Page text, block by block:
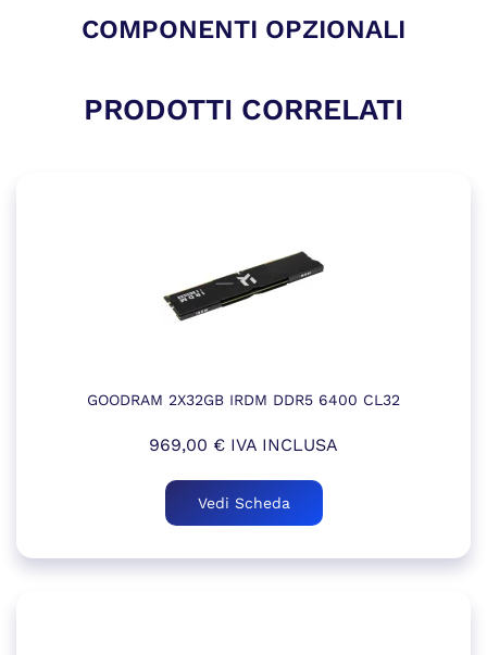
COMPONENTI OPZIONALI
PRODOTTI CORRELATI
GOODRAM 2X32GB IRDM DDR5 6400 CL32
969,00 € IVA INCLUSA
Vedi Scheda